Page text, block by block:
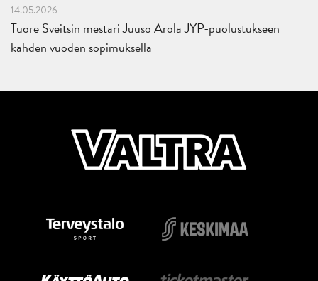
14.05.2026
Tuore Sveitsin mestari Juuso Arola JYP-puolustukseen
kahden vuoden sopimuksella